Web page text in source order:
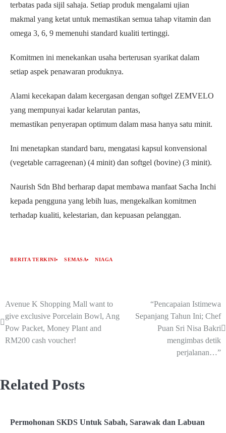
terbatas pada sijil sahaja. Setiap produk mengalami ujian
makmal yang ketat untuk memastikan semua tahap vitamin dan
omega 3, 6, 9 memenuhi standard kualiti tertinggi.
Komitmen ini menekankan usaha berterusan syarikat dalam
setiap aspek penawaran produknya.
Alami kecekapan dalam kecergasan dengan softgel ZEMVELO
yang mempunyai kadar kelarutan pantas,
memastikan penyerapan optimum dalam masa hanya satu minit.
Ini menetapkan standard baru, mengatasi kapsul konvensional
(vegetable carrageenan) (4 minit) dan softgel (bovine) (3 minit).
Naurish Sdn Bhd berharap dapat membawa manfaat Sacha Inchi
kepada pengguna yang lebih luas, mengekalkan komitmen
terhadap kualiti, kelestarian, dan kepuasan pelanggan.
BERITA TERKINI SEMASA NIAGA
Avenue K Shopping Mall want to
give exclusive Porcelain Bowl, Ang
Pow Packet, Money Plant and
RM200 cash voucher!
“Pencapaian Istimewa
Sepanjang Tahun Ini; Chef
Puan Sri Nisa Bakri
mengimbas detik
perjalanan…”
Related Posts
Permohonan SKDS Untuk Sabah, Sarawak dan Labuan